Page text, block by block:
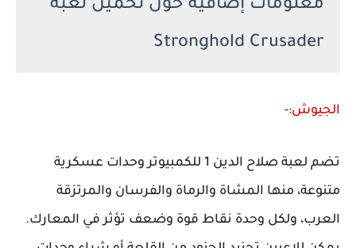
معلومات إضافية حول تحميل لعبة
Stronghold Crusader
الجيوش:-
تضم لعبة صلاح الدين 1 للكمبيوتر وحدات عسكرية
متنوعة، منها المشاة والرماة والفرسان والمرتزقة
العرب، ولكل وحدة نقاط قوة وضعف تؤثر في المعارك.